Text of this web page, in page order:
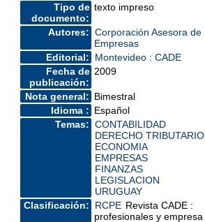
Tipo de
documento:
texto impreso
Autores: Corporación Asesora de
Empresas
Editorial:
Montevideo : CADE
Fecha de
publicación:
2009
Nota general: Bimestral
Idioma : Español
Temas: CONTABILIDAD
DERECHO TRIBUTARIO
ECONOMIA
EMPRESAS
FINANZAS
LEGISLACION
URUGUAY
Clasificación:
RCPE Revista CADE :
profesionales y empresa